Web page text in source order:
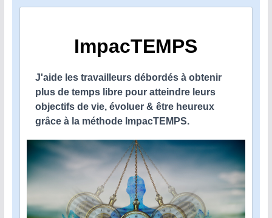
ImpacTEMPS
J'aide les travailleurs débordés à obtenir
plus de temps libre pour atteindre leurs
objectifs de vie, évoluer & être heureux
grâce à la méthode ImpacTEMPS.